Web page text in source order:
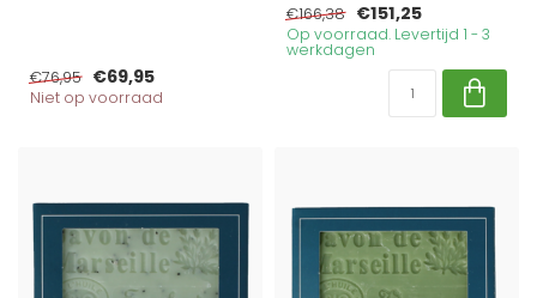
€76,95 €69,95
Niet op voorraad
€166,38 €151,25
Op voorraad. Levertijd 1 - 3
werkdagen